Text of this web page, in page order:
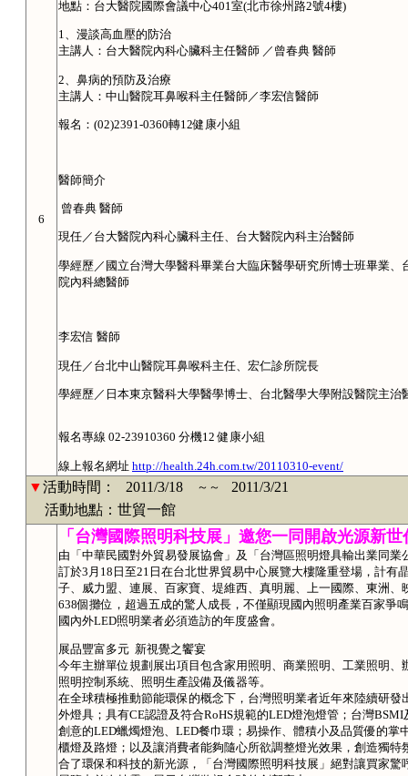
6
地點：台大醫院國際會議中心401室(北市徐州路2號4樓)
1、漫談高血壓的防治
主講人：台大醫院內科心臟科主任醫師 ／曾春典 醫師
2、鼻病的預防及治療
主講人：中山醫院耳鼻喉科主任醫師／李宏信醫師
報名：(02)2391-0360轉12健康小組
醫師簡介
曾春典 醫師
現任／台大醫院內科心臟科主任、台大醫院內科主治醫師
學經歷／國立台灣大學醫科畢業台大臨床醫學研究所博士班畢業
院內科總醫師
李宏信 醫師
現任／台北中山醫院耳鼻喉科主任、宏仁診所院長
學經歷／日本東京醫科大學醫學博士、台北醫學大學附設醫院主
報名專線 02-23910360 分機12 健康小組
線上報名網址 http://health.24h.com.tw/20110310-event/
▼活動時間： 2011/3/18 ～～
2011/3/21
活動地點：世貿一館
「台灣國際照明科技展」邀您一同開啟光源新
由「中華民國對外貿易發展協會」及「台灣區照明燈具輸出業同
訂於3月18日至21日在台北世界貿易中心展覽大樓隆重登場，計有
子、威力盟、連展、百家寶、堤維西、真明麗、上一國際、東洲
638個攤位，超過五成的驚人成長，不僅顯現國內照明產業百家爭
國內外LED照明業者必須造訪的年度盛會。
展品豐富多元 新視覺之饗宴
今年主辦單位規劃展出項目包含家用照明、商業照明、工業照明
照明控制系統、照明生產設備及儀器等。
在全球積極推動節能環保的概念下，台灣照明業者近年來陸續研
外燈具；具有CE認證及符合RoHS規範的LED燈泡燈管；台灣
創意的LED蠟燭燈泡、LED餐巾環；易操作、體積小及品質優的
櫃燈及路燈；以及讓消費者能夠隨心所欲調整燈光效果，創造獨
合了環保和科技的新光源，「台灣國際照明科技展」絕對讓買家